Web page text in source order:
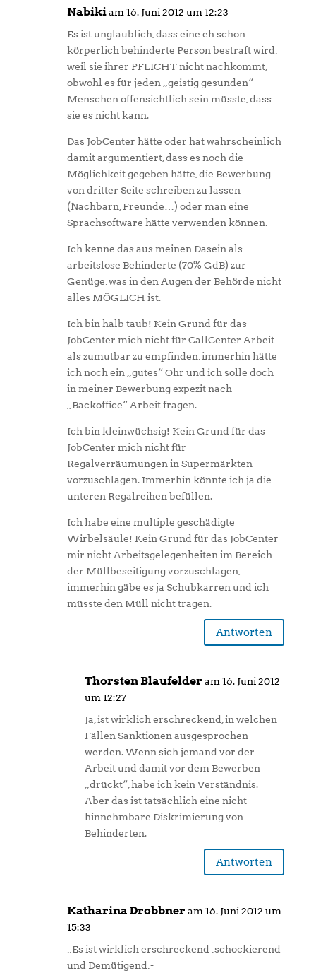
Nabiki am 16. Juni 2012 um 12:23
Es ist unglaublich, dass eine eh schon
körperlich behinderte Person bestraft wird,
weil sie ihrer PFLICHT nicht nachkommt,
obwohl es für jeden „geistig gesunden“
Menschen offensichtlich sein müsste, dass
sie es nicht kann.
Das JobCenter hätte oder hat wahrscheinlich
damit argumentiert, dass es noch die
Möglichkeit gegeben hätte, die Bewerbung
von dritter Seite schreiben zu lassen
(Nachbarn, Freunde…) oder man eine
Sprachsoftware hätte verwenden können.
Ich kenne das aus meinen Dasein als
arbeitslose Behinderte (70% GdB) zur
Genüge, was in den Augen der Behörde nicht
alles MÖGLICH ist.
Ich bin halb taub! Kein Grund für das
JobCenter mich nicht für CallCenter Arbeit
als zumutbar zu empfinden, immerhin hätte
ich noch ein „gutes“ Ohr und ich solle doch
in meiner Bewerbung expezit nach
„Backoffice“ Arbeit fragen.
Ich bin kleinwüchsig! Kein Grund für das
JobCenter mich nicht für
Regalverräumungen in Supermärkten
vorzuschlagen. Immerhin könnte ich ja die
unteren Regalreihen befüllen.
Ich habe eine multiple geschädigte
Wirbelsäule! Kein Grund für das JobCenter
mir nicht Arbeitsgelegenheiten im Bereich
der Müllbeseitigung vorzuschlagen,
immerhin gäbe es ja Schubkarren und ich
müsste den Müll nicht tragen.
Antworten
Thorsten Blaufelder am 16. Juni 2012
um 12:27
Ja, ist wirklich erschreckend, in welchen
Fällen Sanktionen ausgesprochen
werden. Wenn sich jemand vor der
Arbeit und damit vor dem Bewerben
„drückt“, habe ich kein Verständnis.
Aber das ist tatsächlich eine nicht
hinnehmbare Diskrimierung von
Behinderten.
Antworten
Katharina Drobbner am 16. Juni 2012 um
15:33
„Es ist wirklich erschreckend ,schockierend
und Demütigend,-